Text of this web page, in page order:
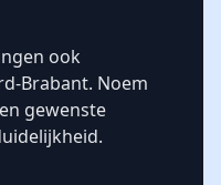
ook
Brabant. Noem
gewenste